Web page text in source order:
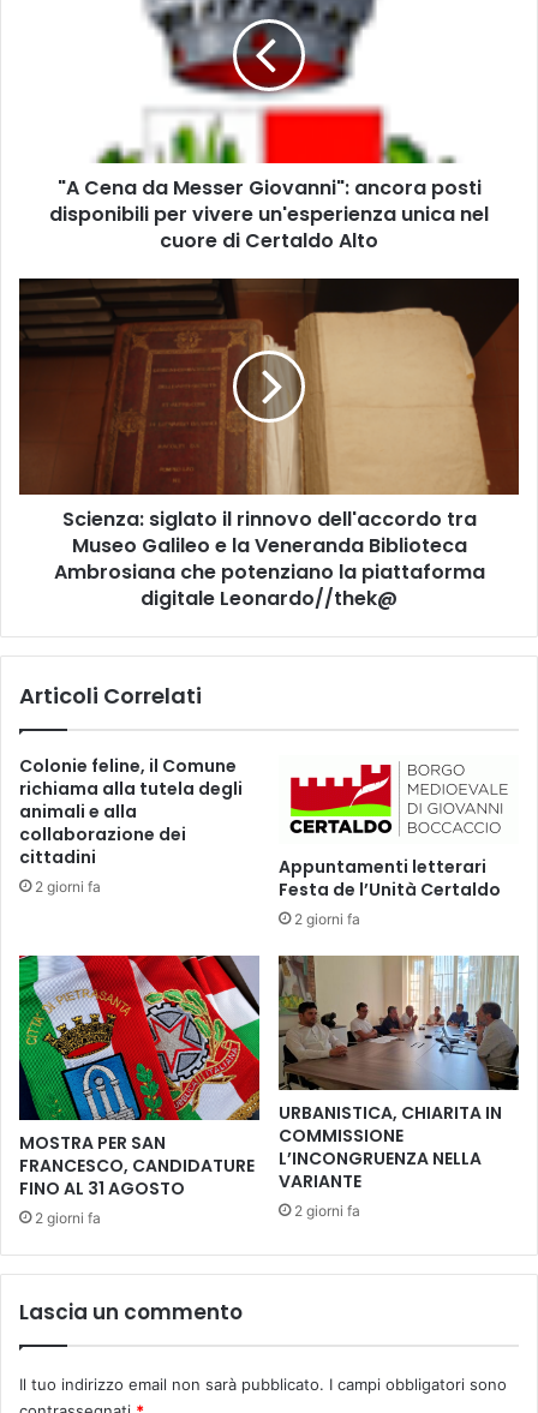
r
G
i
o
o
a
o
s
t
i
d
i
s
n
i
b
i
l
p
e
r
v
i
e
e
u
'
"A Cena da Messer Giovanni": ancora posti
disponibili per vivere un'esperienza unica nel
cuore di Certaldo Alto
S
c
i
s
o
l
n
n
o
v
o
d
l
'
a
c
c
r
d
o
t
r
M
s
e
o
Scienza: siglato il rinnovo dell'accordo tra
Museo Galileo e la Veneranda Biblioteca
Ambrosiana che potenziano la piattaforma
digitale Leonardo//thek@
Articoli Correlati
Colonie feline, il Comune
richiama alla tutela degli
animali e alla
collaborazione dei
cittadini
2 giorni fa
Appuntamenti letterari
Festa de l’Unità Certaldo
2 giorni fa
MOSTRA PER SAN
FRANCESCO, CANDIDATURE
FINO AL 31 AGOSTO
2 giorni fa
URBANISTICA, CHIARITA IN
COMMISSIONE
L’INCONGRUENZA NELLA
VARIANTE
2 giorni fa
Lascia un commento
Il tuo indirizzo email non sarà pubblicato. I campi obbligatori sono